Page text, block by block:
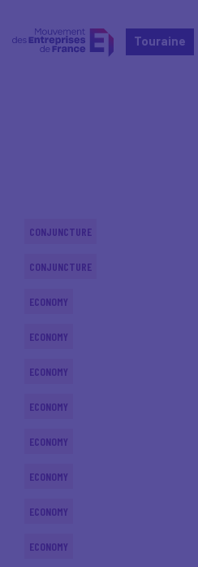
Touraine
CONJUNCTURE
CONJUNCTURE
ECONOMY
ECONOMY
ECONOMY
ECONOMY
ECONOMY
ECONOMY
ECONOMY
ECONOMY